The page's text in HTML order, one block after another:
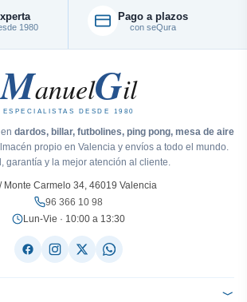
1980
Pago a plazos
con seQura
ManuelGil
ESPECIALISTAS DESDE 1980
dardos, billar, futbolines, ping pong, mesa de aire
propio en Valencia y envíos a todo el mundo.
garantía y la mejor atención al cliente.
Monte Carmelo 34, 46019 Valencia
96 366 10 98
Lun-Vie · 10:00 a 13:30